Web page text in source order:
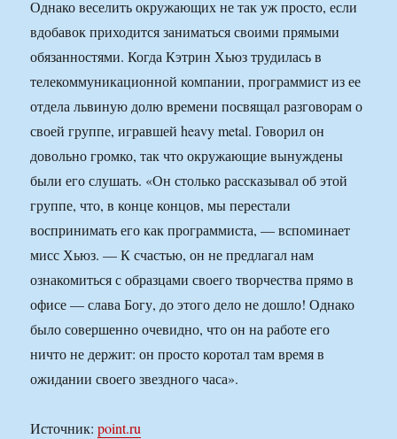
Однако веселить окружающих не так уж просто, если
вдобавок приходится заниматься своими прямыми
обязанностями. Когда Кэтрин Хьюз трудилась в
телекоммуникационной компании, программист из ее
отдела львиную долю времени посвящал разговорам о
своей группе, игравшей heavy metal. Говорил он
довольно громко, так что окружающие вынуждены
были его слушать. «Он столько рассказывал об этой
группе, что, в конце концов, мы перестали
воспринимать его как программиста, — вспоминает
мисс Хьюз. — К счастью, он не предлагал нам
ознакомиться с образцами своего творчества прямо в
офисе — слава Богу, до этого дело не дошло! Однако
было совершенно очевидно, что он на работе его
ничто не держит: он просто коротал там время в
ожидании своего звездного часа».
Источник:point.ru